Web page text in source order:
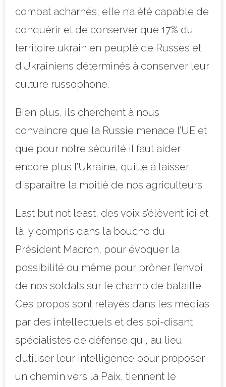
combat acharnés, elle n’a été capable de
conquérir et de conserver que 17% du
territoire ukrainien peuplé de Russes et
d’Ukrainiens déterminés à conserver leur
culture russophone.
Bien plus, ils cherchent à nous
convaincre que la Russie menace l’UE et
que pour notre sécurité il faut aider
encore plus l’Ukraine, quitte à laisser
disparaitre la moitié de nos agriculteurs.
Last but not least, des voix s’élèvent ici et
là, y compris dans la bouche du
Président Macron, pour évoquer la
possibilité ou même pour prôner l’envoi
de nos soldats sur le champ de bataille.
Ces propos sont relayés dans les médias
par des intellectuels et des soi-disant
spécialistes de défense qui, au lieu
d’utiliser leur intelligence pour proposer
un chemin vers la Paix, tiennent le